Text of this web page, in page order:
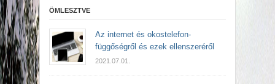
ÖMLESZTVE
Az internet és okostelefon-
függőségről és ezek ellenszeréről
2021.07.01.